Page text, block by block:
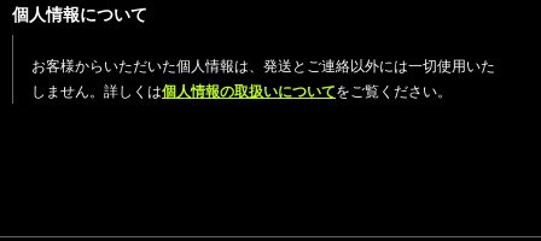
個人情報について
お客様からいただいた個人情報は、発送とご連絡以外には一切使用いた
しません。詳しくは個人情報の取扱いについてをご覧ください。